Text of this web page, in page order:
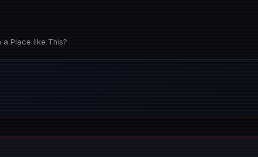
a Place like This?